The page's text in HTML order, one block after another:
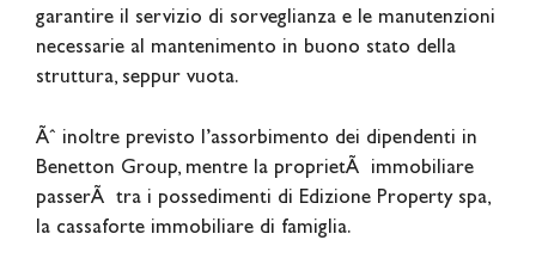
garantire il servizio di sorveglianza e le manutenzioni
necessarie al mantenimento in buono stato della
struttura, seppur vuota.
Ãˆ inoltre previsto l’assorbimento dei dipendenti in
Benetton Group, mentre la proprietÃ immobiliare
passerÃ tra i possedimenti di Edizione Property spa,
la cassaforte immobiliare di famiglia.